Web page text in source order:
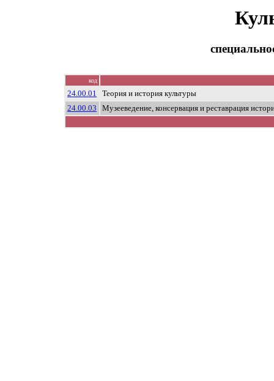
код
24.00.01
Теория и история культуры
24.00.03
Музееведение, консервация и реставрация